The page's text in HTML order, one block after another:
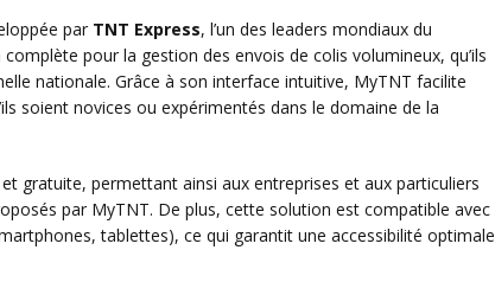
par TNT Express, l’un des leaders mondiaux du
pour la gestion des envois de colis volumineux, qu’ils
nationale. Grâce à son interface intuitive, MyTNT facilite
soient novices ou expérimentés dans le domaine de la
gratuite, permettant ainsi aux entreprises et aux particuliers
par MyTNT. De plus, cette solution est compatible avec
tablettes), ce qui garantit une accessibilité optimale